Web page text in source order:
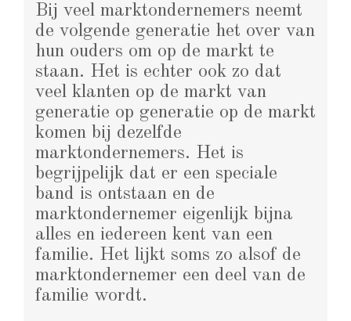
Bij veel marktondernemers neemt
de volgende generatie het over van
hun ouders om op de markt te
staan. Het is echter ook zo dat
veel klanten op de markt van
generatie op generatie op de markt
komen bij dezelfde
marktondernemers. Het is
begrijpelijk dat er een speciale
band is ontstaan en de
marktondernemer eigenlijk bijna
alles en iedereen kent van een
familie. Het lijkt soms zo alsof de
marktondernemer een deel van de
familie wordt.